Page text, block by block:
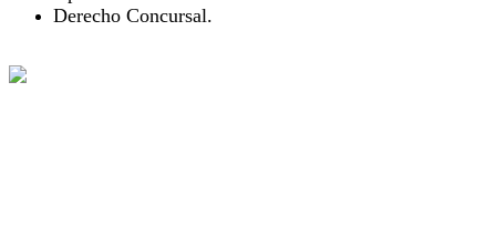
Derecho Concursal.